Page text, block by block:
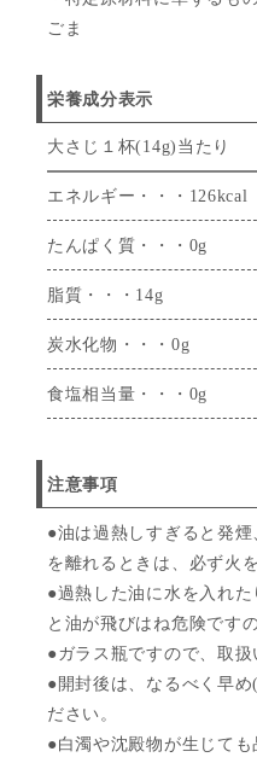
ごま
栄養成分表示
大さじ１杯(14g)当たり
エネルギー・・・126kcal
たんぱく質・・・0g
脂質・・・14g
炭水化物・・・0g
食塩相当量・・・0g
注意事項
●油は過熱しすぎると発
を離れるときは、必ず火
●過熱した油に水を入れ
と油が飛びはね危険です
●ガラス瓶ですので、取扱
●開封後は、なるべく早
ださい。
●白濁や沈殿物が生じても